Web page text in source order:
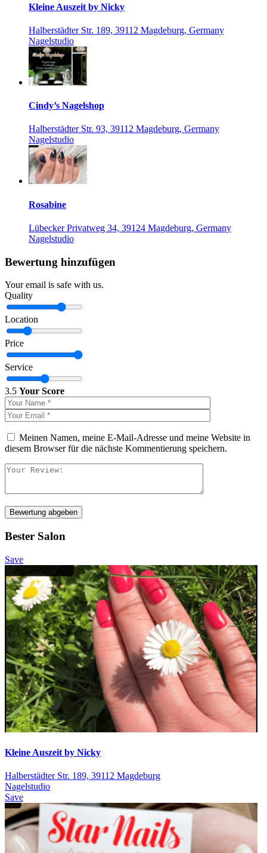
Kleine Auszeit by Nicky
Halberstädter Str. 189, 39112 Magdeburg, Germany
Nagelstudio
Cindy’s Nagelshop
Halberstädter Str. 93, 39112 Magdeburg, Germany
Nagelstudio
Rosabine
Lübecker Privatweg 34, 39124 Magdeburg, Germany
Nagelstudio
Bewertung hinzufügen
Your email is safe with us.
Quality
Location
Price
Service
3.5 Your Score
Meinen Namen, meine E-Mail-Adresse und meine Website in
diesem Browser für die nächste Kommentierung speichern.
Bewertung abgeben
Bester Salon
Save
Kleine Auszeit by Nicky
Halberstädter Str. 189, 39112 Magdeburg
Nagelstudio
Save